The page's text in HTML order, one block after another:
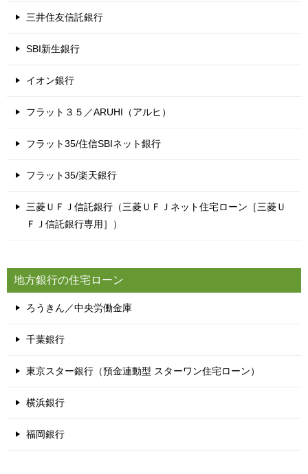
三井住友信託銀行
SBI新生銀行
イオン銀行
フラット３５／ARUHI（アルヒ）
フラット35/住信SBIネット銀行
フラット35/楽天銀行
三菱ＵＦＪ信託銀行（三菱ＵＦＪネット住宅ローン［三菱Ｕ
ＦＪ信託銀行専用］）
地方銀行の住宅ローン
ろうきん／中央労働金庫
千葉銀行
東京スター銀行（預金連動型 スターワン住宅ローン）
横浜銀行
福岡銀行